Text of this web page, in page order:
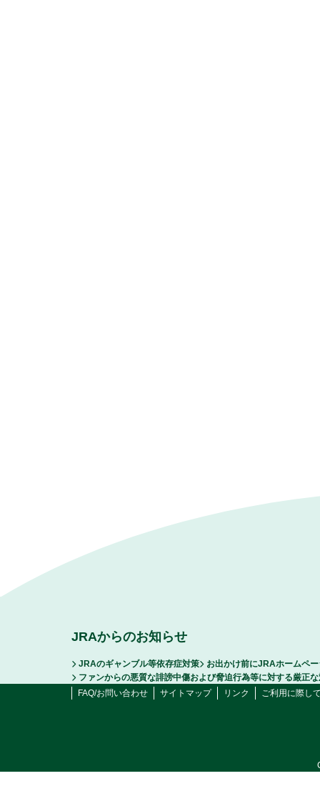
JRAからのお知らせ
JRAのギャンブル等依存症対策
お出かけ前にJRAホームペ
ファンからの悪質な誹謗中傷および脅迫行為等に対する厳正
FAQ/お問い合わせ
サイトマップ リンク ご利用に際し